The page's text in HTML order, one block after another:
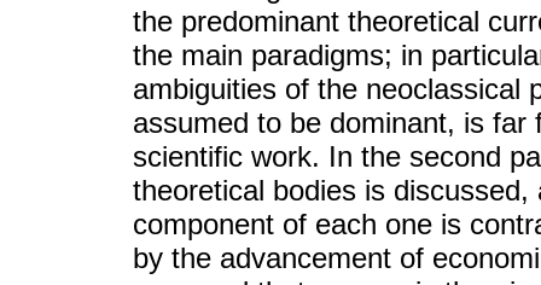
the predominant theoretical
the main paradigms; in
ambiguities of the neoclassical
assumed to be dominant, is
scientific work. In the second
theoretical bodies is
component of each one is
by the advancement of